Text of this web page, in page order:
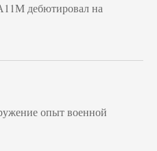
дебютировал на
опыт военной